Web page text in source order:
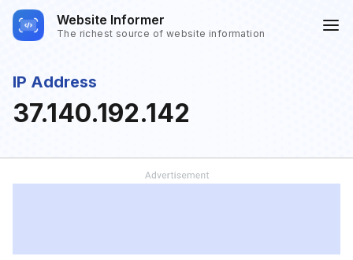
Website Informer
The richest source of website information
IP Address
37.140.192.142